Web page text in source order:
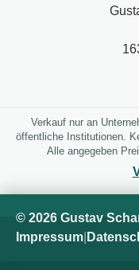
Verkauf nur an
öffentliche Institutionen.
Alle angegeben
© 2026 Gustav
Impressum